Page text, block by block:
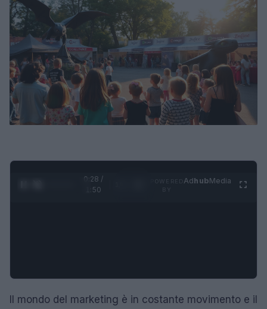
0:29 /
1:50
AdhubMedia
Il mondo del marketing è in costante movimento e il